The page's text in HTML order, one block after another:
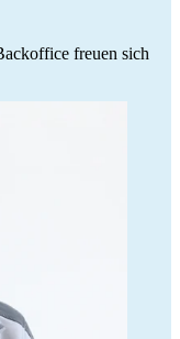
freuen sich